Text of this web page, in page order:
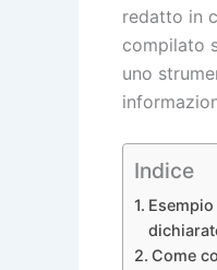
redatto in
compilato
uno
Indice
Come